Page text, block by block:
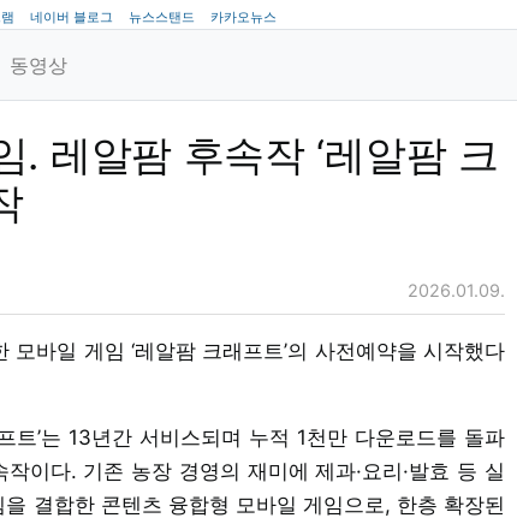
네이버 블로그 뉴스스탠드 카카오뉴스
동영상
. 레알팜 후속작 ‘레알팜 크
2026.01.09.
바일 게임 ‘레알팜 크래프트’의 사전예약을 시작했다
트’는 13년간 서비스되며 누적 1천만 다운로드를 돌파
이다. 기존 농장 경영의 재미에 제과·요리·발효 등 실
결합한 콘텐츠 융합형 모바일 게임으로, 한층 확장된